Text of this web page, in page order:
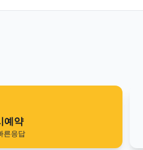
예약
른응답